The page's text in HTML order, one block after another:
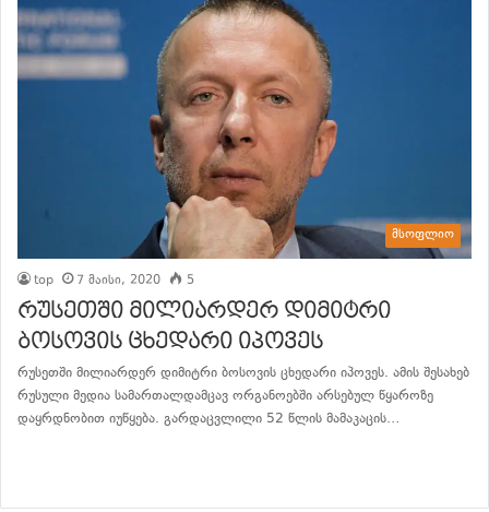
მსოფლიო
top 7 მაისი, 2020 5
რუსეთში მილიარდერ დიმიტრი
ბოსოვის ცხედარი იპოვეს
რუსეთში მილიარდერ დიმიტრი ბოსოვის ცხედარი იპოვეს. ამის შესახებ
რუსული მედია სამართალდამცავ ორგანოებში არსებულ წყაროზე
დაყრდნობით იუწყება. გარდაცვლილი 52 წლის მამაკაცის…